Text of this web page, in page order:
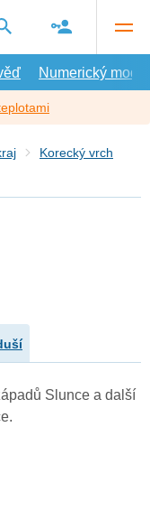
Numerický model
Korecký vrch
Slunce a další